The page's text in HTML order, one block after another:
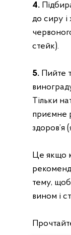
4.
до сиру і
стейк).
5. Пийте
Тільки
приємне
здоров’я
Це якщо
тему,
вином і
Фермерська
Курка, Качка &
Індик
Морепродукти
& Лосось